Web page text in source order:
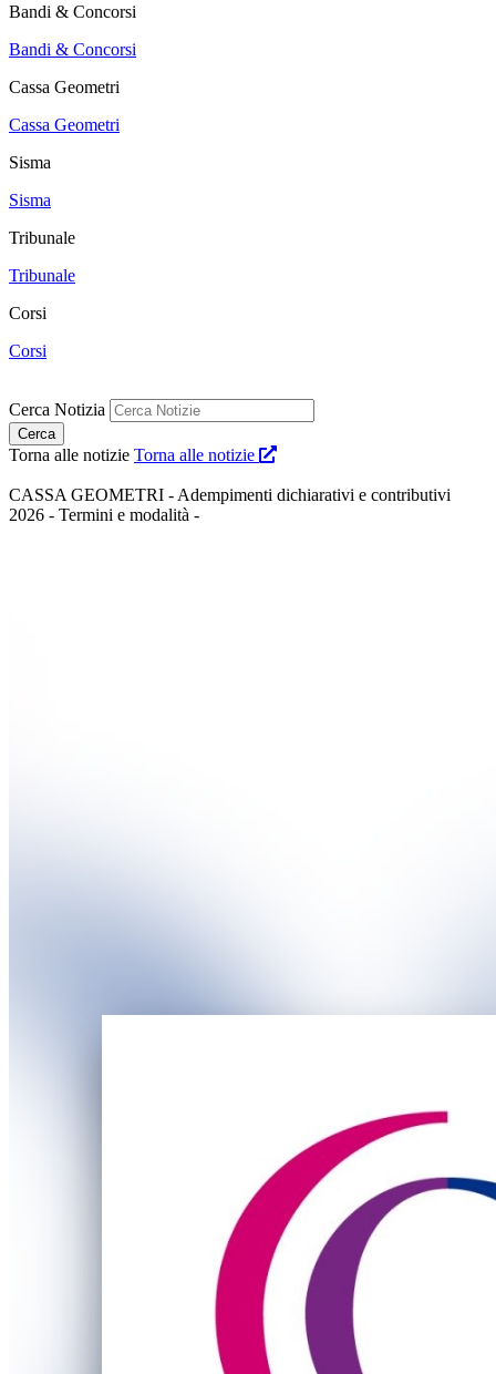
Bandi & Concorsi
Bandi & Concorsi
Cassa Geometri
Cassa Geometri
Sisma
Sisma
Tribunale
Tribunale
Corsi
Corsi
Cerca Notizia
Torna alle notizie Torna alle notizie
CASSA GEOMETRI - Adempimenti dichiarativi e contributivi
2026 - Termini e modalità -